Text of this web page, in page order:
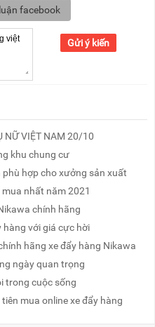
facebook
Gửi ý kiến
NỮ VIỆT NAM 20/10
khu chung cư
phù hợp cho xưởng sản xuất
nhất năm 2021
chính hãng
hàng với giá cực hời
hãng xe đẩy hàng Nikawa
ngày quan trọng
trong cuộc sống
mua online xe đẩy hàng